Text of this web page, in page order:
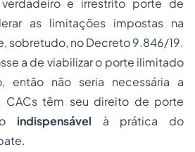
e irrestrito porte de
as limitações impostas na
sobretudo, no Decreto 9.846/19.
a de viabilizar o porte ilimitado
então não seria necessária a
CACs têm seu direito de porte
indispensável à prática do